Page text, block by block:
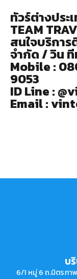
ทัวร์ต่างประ
TEAM
สนใจบริกา
จำกัด / วิน ที
Mobile :
9053
ID Line :
Email :
บ
6/1 หมู่ 6 ถ.มิตรภา